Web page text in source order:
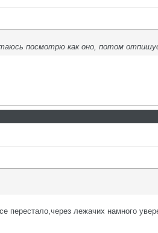
посмотрю как оно, потом
лежачих намного